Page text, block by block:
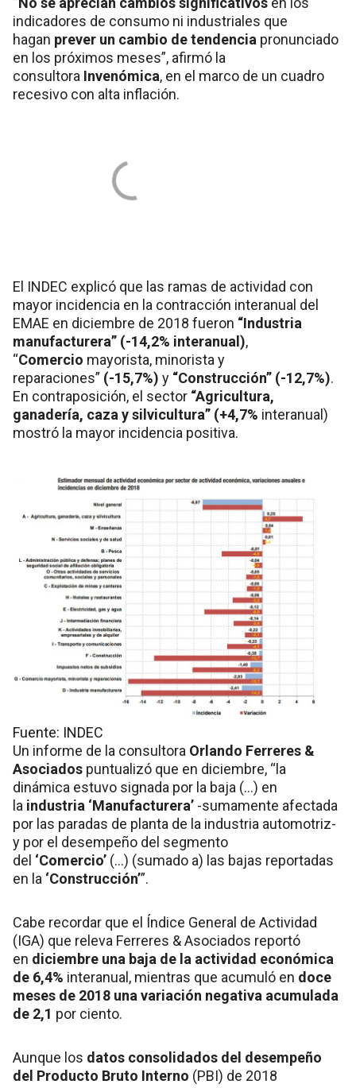
indicadores de consumo ni industriales que
hagan prever un cambio de tendencia pronunciado
en los próximos meses”, afirmó la
consultora Invenómica, en el marco de un cuadro
recesivo con alta inflación.
El INDEC explicó que las ramas de actividad con
mayor incidencia en la contracción interanual del
EMAE en diciembre de 2018 fueron “Industria
manufacturera” (-14,2% interanual),
“Comercio mayorista, minorista y
reparaciones” (-15,7%) y “Construcción” (-12,7%).
En contraposición, el sector “Agricultura,
ganadería, caza y silvicultura” (+4,7% interanual)
mostró la mayor incidencia positiva.
Fuente: INDEC
Un informe de la consultora Orlando Ferreres &
Asociados puntualizó que en diciembre, “la
dinámica estuvo signada por la baja (…) en
la industria ‘Manufacturera’ -sumamente afectada
por las paradas de planta de la industria automotriz-
y por el desempeño del segmento
del ‘Comercio’ (…) (sumado a) las bajas reportadas
en la ‘Construcción’”.
Cabe recordar que el Índice General de Actividad
(IGA) que releva Ferreres & Asociados reportó
en diciembre una baja de la actividad económica
de 6,4% interanual, mientras que acumuló en doce
meses de 2018 una variación negativa acumulada
de 2,1 por ciento.
Aunque los datos consolidados del desempeño
del Producto Bruto Interno (PBI) de 2018